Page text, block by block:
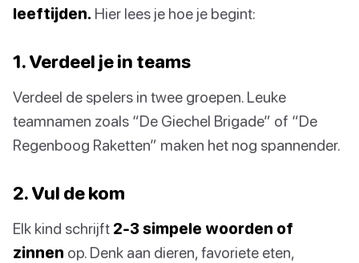
leeftijden. Hier lees je hoe je begint:
1. Verdeel je in teams
Verdeel de spelers in twee groepen. Leuke
teamnamen zoals “De Giechel Brigade” of “De
Regenboog Raketten” maken het nog spannender.
2. Vul de kom
Elk kind schrijft 2-3 simpele woorden of
zinnen op. Denk aan dieren, favoriete eten,